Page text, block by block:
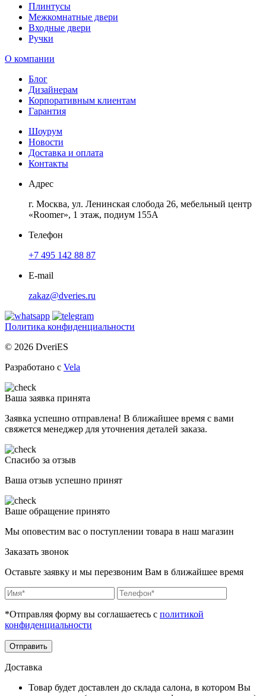
Плинтусы
Межкомнатные двери
Входные двери
Ручки
О компании
Блог
Дизайнерам
Корпоративным клиентам
Гарантия
Шоурум
Новости
Доставка и оплата
Контакты
Адрес
г. Москва, ул. Ленинская слобода 26, мебельный центр
«Roomer», 1 этаж, подиум 155А
Телефон
+7 495 142 88 87
E-mail
zakaz@dveries.ru
Политика конфиденциальности
© 2026 DveriES
Разработано с Vela
Ваша заявка принята
Заявка успешно отправлена! В ближайшее время с вами
свяжется менеджер для уточнения деталей заказа.
Спасибо за отзыв
Ваша отзыв успешно принят
Ваше обращение принято
Мы оповестим вас о поступлении товара в наш магазин
Заказать звонок
Оставьте заявку и мы перезвоним Вам в ближайшее время
*Отправляя форму вы соглашаетесь с политикой
конфиденциальности
Отправить
Доставка
Товар будет доставлен до склада салона, в котором Вы